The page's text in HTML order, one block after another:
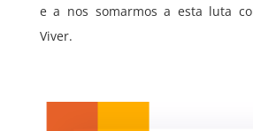
e a nos somarmos a esta luta
Viver.